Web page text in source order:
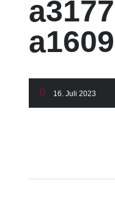
16. Juli 2023